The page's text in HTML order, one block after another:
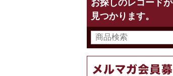
見つかります。